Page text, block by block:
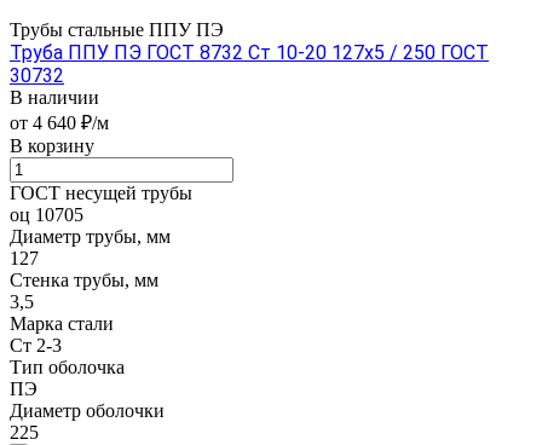
Трубы стальные ППУ ПЭ
Труба ППУ ПЭ ГОСТ 8732 Ст 10-20 127x5 / 250 ГОСТ
30732
В наличии
от 4 640 ₽/м
В корзину
ГОСТ несущей трубы
оц 10705
Диаметр трубы, мм
127
Стенка трубы, мм
3,5
Марка стали
Ст 2-3
Тип оболочка
ПЭ
Диаметр оболочки
225